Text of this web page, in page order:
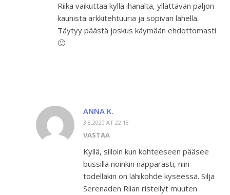
Riika vaikuttaa kyllä ihanalta, yllättävän paljon
kaunista arkkitehtuuria ja sopivan lähellä.
Täytyy päästä joskus käymään ehdottomasti
🙂
ANNA K.
3.8.2020 AT 22:18
VASTAA
Kyllä, silloin kun kohteeseen pääsee
bussilla noinkin näppärästi, niin
todellakin on lähikohde kyseessä. Silja
Serenaden Riian risteilyt muuten